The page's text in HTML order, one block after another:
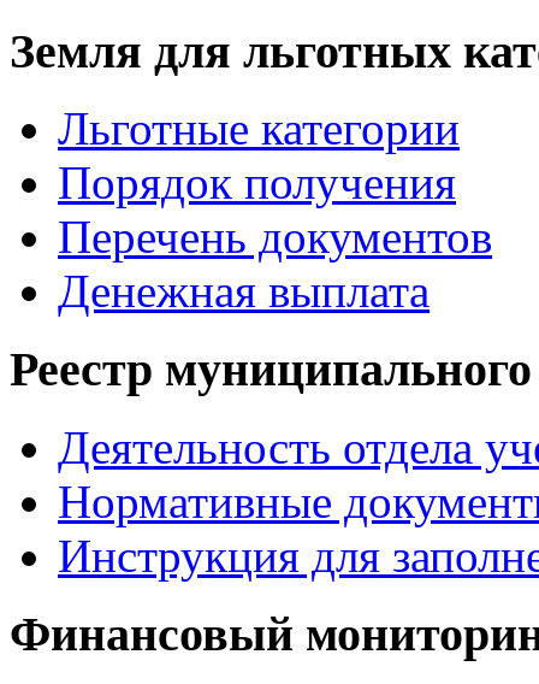
Земля для льготных
Льготные категории
Порядок получения
Перечень документов
Денежная выплата
Реестр
Деятельность отдела
Нормативные
Инструкция для
Финансовый